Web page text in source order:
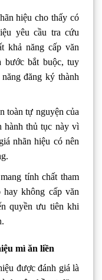
hiệu cho thấy có
yêu cầu tra cứu
khả năng cấp văn
bước bắt buộc, tuy
đăng ký thành
toàn tự nguyện của
hành thủ tục này vì
nhãn hiệu có nên
tính chất tham
không cấp văn
quyền ưu tiên khi
mì ăn liền
được đánh giá là